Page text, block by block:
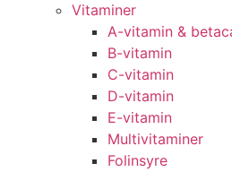
Vitaminer
A-vitamin &
B-vitamin
C-vitamin
D-vitamin
E-vitamin
Multivitaminer
Folinsyre